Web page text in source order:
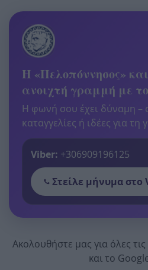
Η «Πελοπόννησος»
ανοιχτή γραμμή με
Η φωνή σου έχει δύναμη –
καταγγελίες ή ιδέες για τη
Viber: +306909196125
Στείλε μήνυμα στο
Ακολουθήστε μας για όλες τις
και το